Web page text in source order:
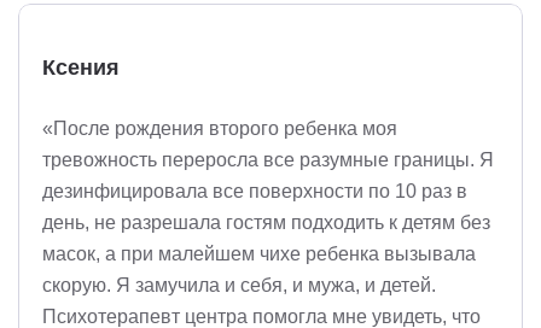
Ксения
«После рождения второго ребенка моя
тревожность переросла все разумные границы. Я
дезинфицировала все поверхности по 10 раз в
день, не разрешала гостям подходить к детям без
масок, а при малейшем чихе ребенка вызывала
скорую. Я замучила и себя, и мужа, и детей.
Психотерапевт центра помогла мне увидеть, что